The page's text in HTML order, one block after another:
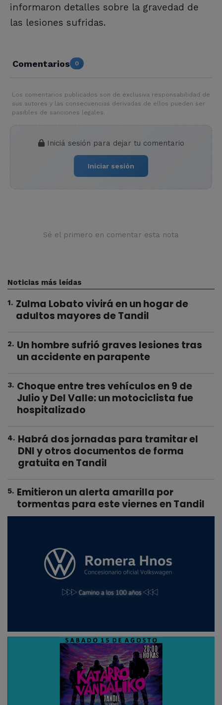
informaron detalles sobre la gravedad de
las lesiones sufridas.
Comentarios 0
Los comentarios publicados son de exclusiva responsabilidad de
sus autores y las consecuencias derivadas de ellos pueden ser
pasibles de sanciones legales.
Iniciá sesión para dejar tu comentario
Iniciar sesión
Sé el primero en comentar esta nota
Noticias más leídas
1. Zulma Lobato vivirá en un hogar de
adultos mayores de Tandil
2. Un hombre sufrió graves lesiones tras
un accidente en parapente
3. Choque entre tres vehículos en 9 de
Julio y Del Valle: un motociclista fue
hospitalizado
4. Habrá dos jornadas para tramitar el
DNI y otros documentos de forma
gratuita en Tandil
5. Emitieron un alerta amarilla por
tormentas para este viernes en Tandil